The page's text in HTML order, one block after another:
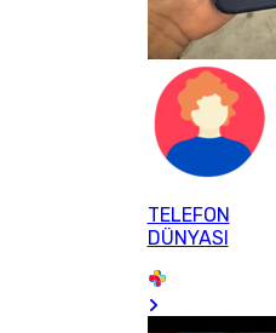
TELEFON
DÜNYASI